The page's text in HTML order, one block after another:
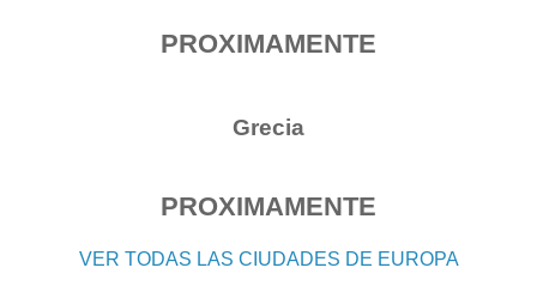
PROXIMAMENTE
Grecia
PROXIMAMENTE
VER TODAS LAS CIUDADES DE EUROPA